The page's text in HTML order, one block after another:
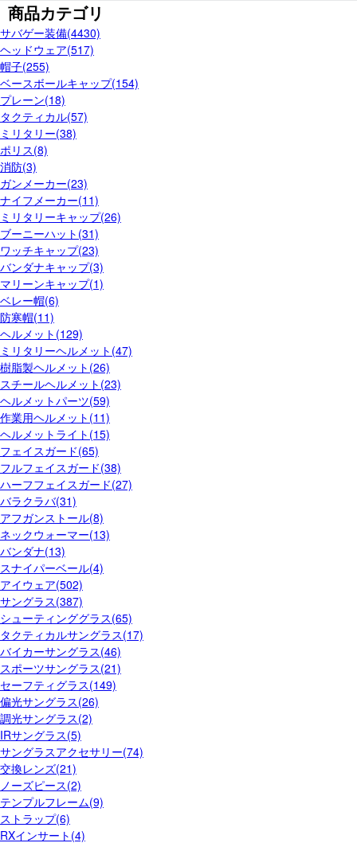
商品カテゴリ
サバゲー装備(4430)
ヘッドウェア(517)
帽子(255)
ベースボールキャップ(154)
プレーン(18)
タクティカル(57)
ミリタリー(38)
ポリス(8)
消防(3)
ガンメーカー(23)
ナイフメーカー(11)
ミリタリーキャップ(26)
ブーニーハット(31)
ワッチキャップ(23)
バンダナキャップ(3)
マリーンキャップ(1)
ベレー帽(6)
防寒帽(11)
ヘルメット(129)
ミリタリーヘルメット(47)
樹脂製ヘルメット(26)
スチールヘルメット(23)
ヘルメットパーツ(59)
作業用ヘルメット(11)
ヘルメットライト(15)
フェイスガード(65)
フルフェイスガード(38)
ハーフフェイスガード(27)
バラクラバ(31)
アフガンストール(8)
ネックウォーマー(13)
バンダナ(13)
スナイパーベール(4)
アイウェア(502)
サングラス(387)
シューティンググラス(65)
タクティカルサングラス(17)
バイカーサングラス(46)
スポーツサングラス(21)
セーフティグラス(149)
偏光サングラス(26)
調光サングラス(2)
IRサングラス(5)
サングラスアクセサリー(74)
交換レンズ(21)
ノーズピース(2)
テンプルフレーム(9)
ストラップ(6)
RXインサート(4)